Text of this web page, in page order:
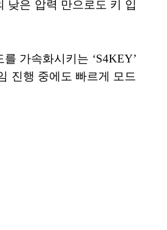
낮은 압력 만으로도 키 입
가속화시키는 ‘S4KEY’
진행 중에도 빠르게 모드